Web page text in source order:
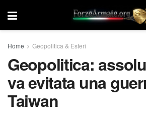
Home Geopolitica & Esteri
Geopolitica:
va evitata una
Taiwan